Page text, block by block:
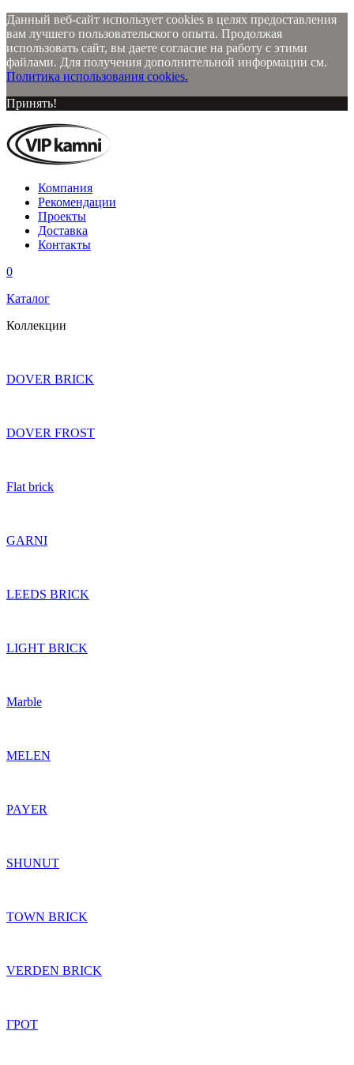
Данный веб-сайт использует cookies в целях предоставления
вам лучшего пользовательского опыта. Продолжая
использовать сайт, вы даете согласие на работу с этими
файлами. Для получения дополнительной информации см.
Политика использования cookies.
Принять!
Компания
Рекомендации
Проекты
Доставка
Контакты
0
Каталог
Коллекции
DOVER BRICK
DOVER FROST
Flat brick
GARNI
LEEDS BRICK
LIGHT BRICK
Marble
MELEN
PAYER
SHUNUT
TOWN BRICK
VERDEN BRICK
ГРОТ